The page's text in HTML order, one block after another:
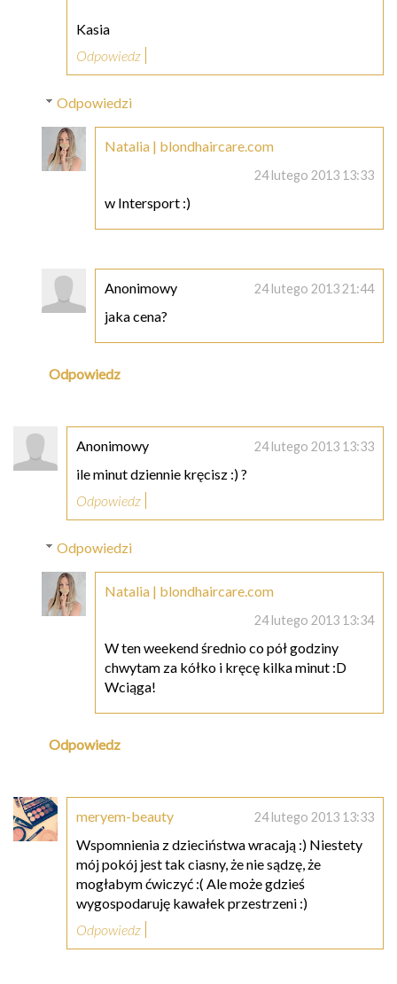
Kasia
Odpowiedz
Odpowiedzi
Natalia | blondhaircare.com
24 lutego 2013 13:33
w Intersport :)
Anonimowy 24 lutego 2013 21:44
jaka cena?
Odpowiedz
Anonimowy 24 lutego 2013 13:33
ile minut dziennie kręcisz :) ?
Odpowiedz
Odpowiedzi
Natalia | blondhaircare.com
24 lutego 2013 13:34
W ten weekend średnio co pół godziny
chwytam za kółko i kręcę kilka minut :D
Wciąga!
Odpowiedz
meryem-beauty 24 lutego 2013 13:33
Wspomnienia z dzieciństwa wracają :) Niestety
mój pokój jest tak ciasny, że nie sądzę, że
mogłabym ćwiczyć :( Ale może gdzieś
wygospodaruję kawałek przestrzeni :)
Odpowiedz